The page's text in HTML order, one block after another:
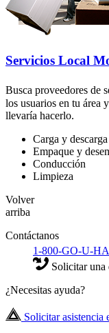
Servicios Local
Busca proveedores de
los usuarios en tu área
llevaría hacerlo.
Carga y descarga
Empaque y
Conducción
Limpieza
Volver
arriba
Contáctanos
1-800-GO-U-
Solicitar una
¿Necesitas ayuda?
Solicitar asistencia